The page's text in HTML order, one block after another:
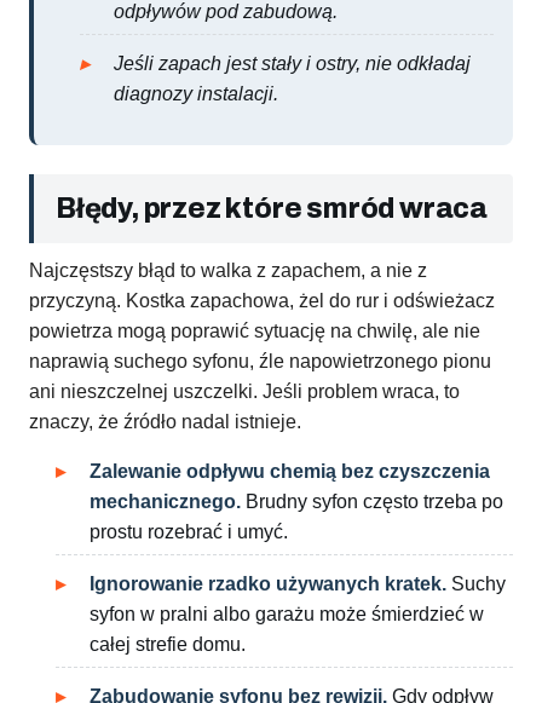
odpływów pod zabudową.
Jeśli zapach jest stały i ostry, nie odkładaj
diagnozy instalacji.
Błędy, przez które smród wraca
Najczęstszy błąd to walka z zapachem, a nie z
przyczyną. Kostka zapachowa, żel do rur i odświeżacz
powietrza mogą poprawić sytuację na chwilę, ale nie
naprawią suchego syfonu, źle napowietrzonego pionu
ani nieszczelnej uszczelki. Jeśli problem wraca, to
znaczy, że źródło nadal istnieje.
Zalewanie odpływu chemią bez czyszczenia
mechanicznego. Brudny syfon często trzeba po
prostu rozebrać i umyć.
Ignorowanie rzadko używanych kratek. Suchy
syfon w pralni albo garażu może śmierdzieć w
całej strefie domu.
Zabudowanie syfonu bez rewizji. Gdy odpływ